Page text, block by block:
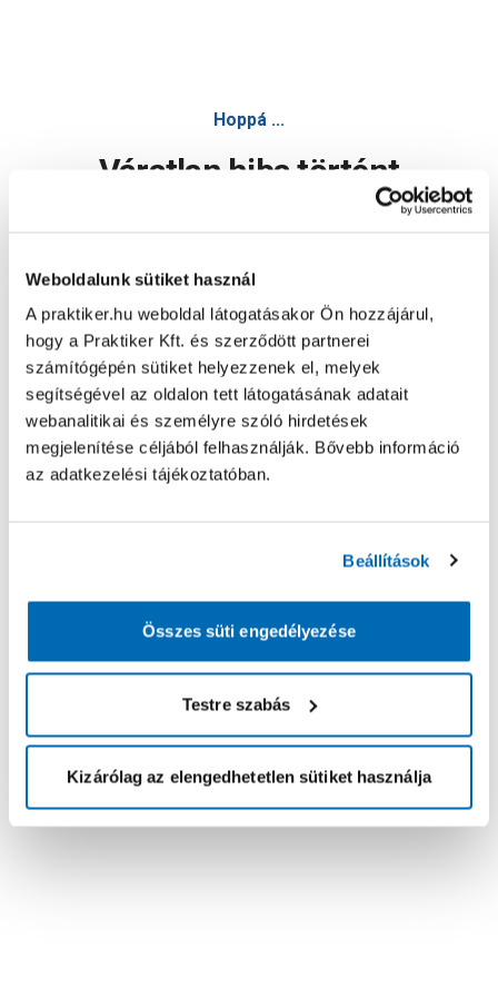
Weboldalunk sütiket használ
A praktiker.hu weboldal látogatásakor Ön hozzájárul,
hogy a Praktiker Kft. és szerződött partnerei
számítógépén sütiket helyezzenek el, melyek
segítségével az oldalon tett látogatásának adatait
webanalitikai és személyre szóló hirdetések
megjelenítése céljából felhasználják. Bővebb információ
az adatkezelési tájékoztatóban.
Beállítások
Összes süti engedélyezése
Testre szabás
Kizárólag az elengedhetetlen sütiket használja
Hoppá ...
Váratlan hiba történt
Oldal újratöltése